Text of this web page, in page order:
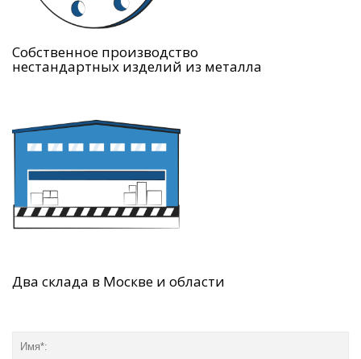
Собственное производство
нестандартных изделий из металла
Два склада в Москве и области